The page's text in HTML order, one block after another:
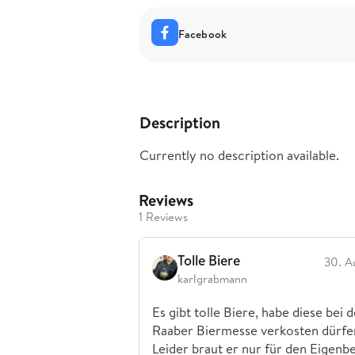
Facebook
Description
Currently no description available.
Reviews
1 Reviews
Tolle Biere
karlgrabmann
30.
Es gibt tolle Biere, habe diese bei
Raaber Biermesse verkosten
Leider braut er nur für den